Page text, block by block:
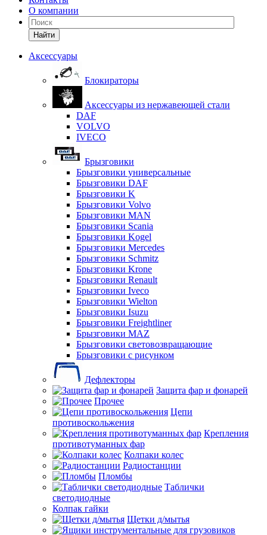
О компании
Найти
Аксессуары
Блокираторы
Аксессуары из нержавеющей стали
DAF
VOLVO
IVECO
Брызговики
Брызговики универсальные
Брызговики DAF
Брызговики K
Брызговики Volvo
Брызговики MAN
Брызговики Scania
Брызговики Kogel
Брызговики Mercedes
Брызговики Schmitz
Брызговики Krone
Брызговики Renault
Брызговики Iveco
Брызговики Wielton
Брызговики Isuzu
Брызговики Freightliner
Брызговики MAZ
Брызговики световозвращающие
Брызговики с рисунком
Дефлекторы
Защита фар и фонарей
Прочее
Цепи
противоскольжения
Крепления
противотуманных фар
Колпаки колес
Радиостанции
Пломбы
Таблички
светодиодные
Колпак гайки
Щетки д/мытья